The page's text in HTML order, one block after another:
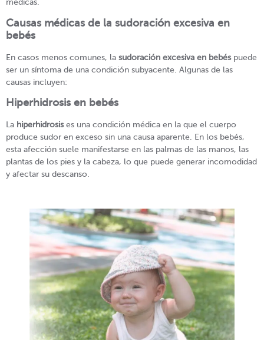
médicas.
Causas médicas de la sudoración excesiva en
bebés
En casos menos comunes, la sudoración excesiva en bebéspuede
ser un síntoma de una condición subyacente. Algunas de las
causas incluyen:
Hiperhidrosis en bebés
La hiperhidrosises una condición médica en la que el cuerpo
produce sudor en exceso sin una causa aparente. En los bebés,
esta afección suele manifestarse en las palmas de las manos, las
plantas de los pies y la cabeza, lo que puede generar incomodidad
y afectar su descanso.